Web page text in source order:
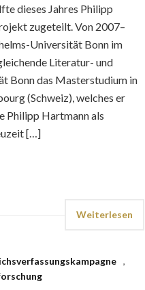
dieses Jahres Philipp
zugeteilt. Von 2007–
Universität Bonn im
Literatur- und
Bonn das Masterstudium in
(Schweiz), welches er
Philipp Hartmann als
[…]
Weiterlesen
,